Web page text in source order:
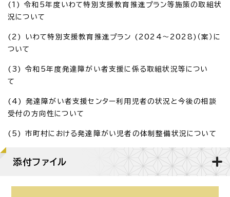
(1) 令和5年度いわて特別支援教育推進プラン等施策の取組状
況について
(2) いわて特別支援教育推進プラン (2024～2028)（案）に
ついて
(3) 令和5年度発達障がい者支援に係る取組状況等につい
て
(4) 発達障がい者支援センター利用児者の状況と今後の相談
受付の方向性について
(5) 市町村における発達障がい児者の体制整備状況について
添付ファイル